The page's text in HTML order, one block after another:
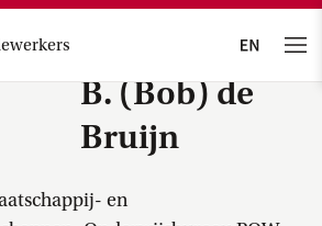
B. (Bob) de
Bruijn
en